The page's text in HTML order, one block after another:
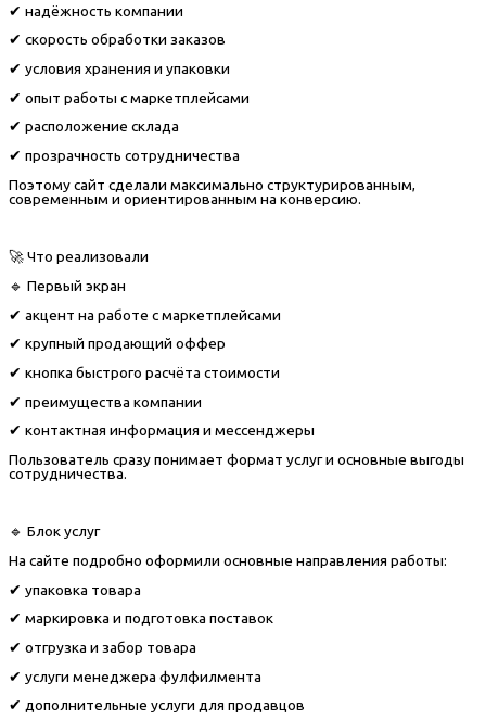
✔ надёжность компании
✔ скорость обработки заказов
✔ условия хранения и упаковки
✔ опыт работы с маркетплейсами
✔ расположение склада
✔ прозрачность сотрудничества
Поэтому сайт сделали максимально структурированным,
современным и ориентированным на конверсию.
🚀 Что реализовали
🔹 Первый экран
✔ акцент на работе с маркетплейсами
✔ крупный продающий оффер
✔ кнопка быстрого расчёта стоимости
✔ преимущества компании
✔ контактная информация и мессенджеры
Пользователь сразу понимает формат услуг и основные выгоды
сотрудничества.
🔹 Блок услуг
На сайте подробно оформили основные направления работы:
✔ упаковка товара
✔ маркировка и подготовка поставок
✔ отгрузка и забор товара
✔ услуги менеджера фулфилмента
✔ дополнительные услуги для продавцов